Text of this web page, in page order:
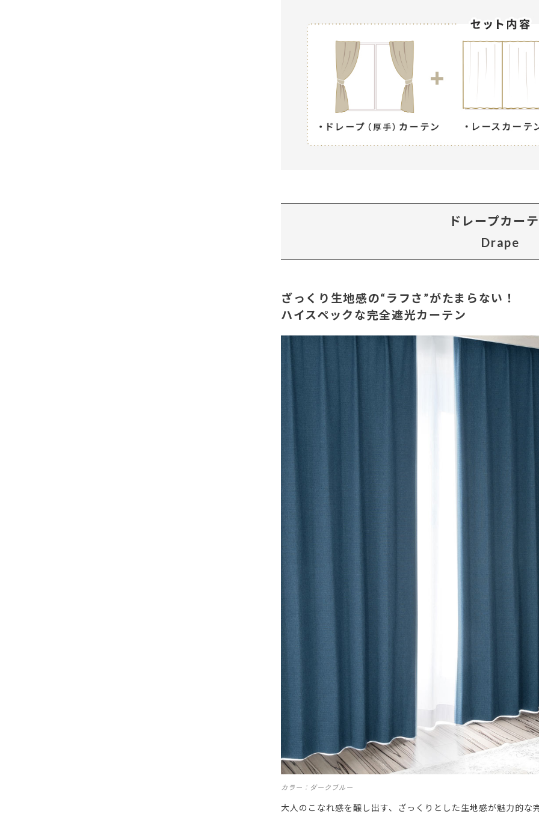
ドレープカー
Drape
ざっくり生地感の“ラフさ”がたまらない！
ハイスペックな完全遮光カーテン
カラー：ダークブルー
大人のこなれ感を醸し出す、ざっくりとした生地感が魅力的な